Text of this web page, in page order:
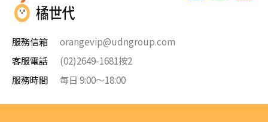
服務信箱
orangevip@udngroup.com
客服電話
(02)2649-1681按2
服務時間
每日 9:00～18:00